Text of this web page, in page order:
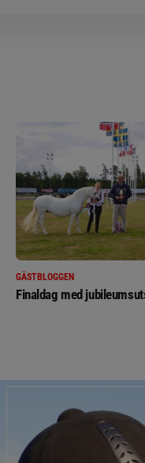
GÄSTBLOGGEN
Finaldag med